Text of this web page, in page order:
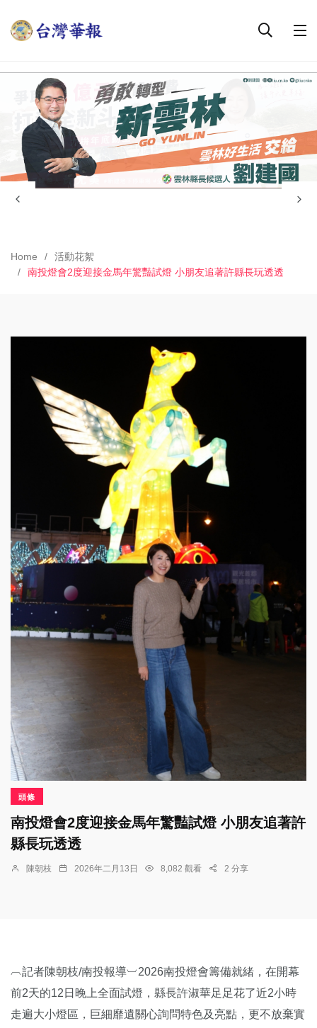
Home
活動花絮
南投燈會2度迎接金馬年驚豔試燈 小朋友追著許縣長玩透透
頭條
南投燈會2度迎接金馬年驚豔試燈 小朋友追著許
縣長玩透透
陳朝枝 2026年二月13日 8,082 觀看 2 分享
︹記者陳朝枝/南投報導︺2026南投燈會籌備就緒，在開幕
前2天的12日晚上全面試燈，縣長許淑華足足花了近2小時
走遍大小燈區，巨細靡遺關心詢問特色及亮點，更不放棄實